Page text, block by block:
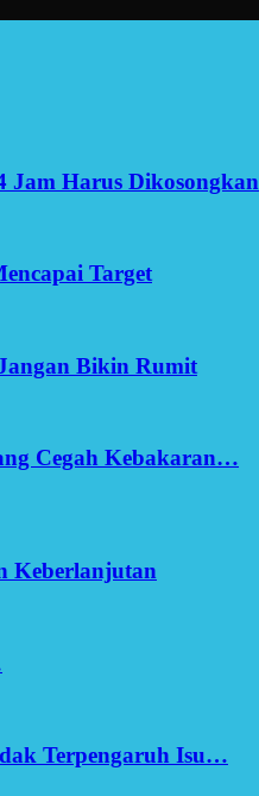
Jam Harus Dikosongkan
Target
Bikin Rumit
Cegah Kebakaran…
Keberlanjutan
Terpengaruh Isu…